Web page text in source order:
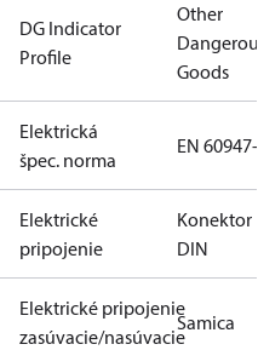
DG Indicator
Profile
Other
Dangerous
Goods
Elektrická
špec. norma
EN 60947-5
Elektrické
pripojenie
Konektor
DIN
Elektrické pripojenie
zasúvacie/nasúvacie
Samica